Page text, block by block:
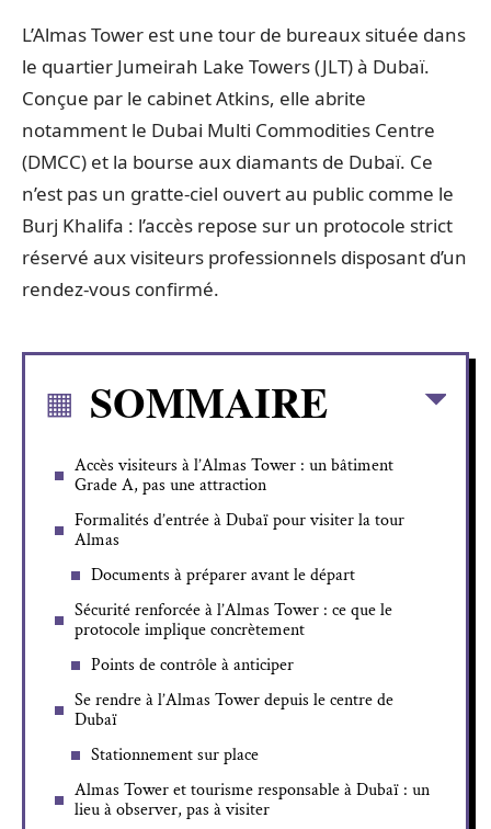
L’Almas Tower est une tour de bureaux située dans
le quartier Jumeirah Lake Towers (JLT) à Dubaï.
Conçue par le cabinet Atkins, elle abrite
notamment le Dubai Multi Commodities Centre
(DMCC) et la bourse aux diamants de Dubaï. Ce
n’est pas un gratte-ciel ouvert au public comme le
Burj Khalifa : l’accès repose sur un protocole strict
réservé aux visiteurs professionnels disposant d’un
rendez-vous confirmé.
SOMMAIRE
Accès visiteurs à l’Almas Tower : un bâtiment
Grade A, pas une attraction
Formalités d’entrée à Dubaï pour visiter la tour
Almas
Documents à préparer avant le départ
Sécurité renforcée à l’Almas Tower : ce que le
protocole implique concrètement
Points de contrôle à anticiper
Se rendre à l’Almas Tower depuis le centre de
Dubaï
Stationnement sur place
Almas Tower et tourisme responsable à Dubaï : un
lieu à observer, pas à visiter